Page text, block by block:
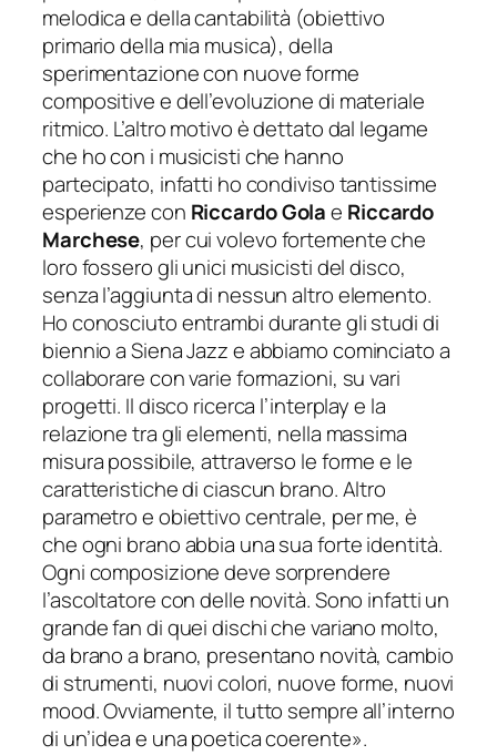
melodica e della cantabilità (obiettivo
primario della mia musica), della
sperimentazione con nuove forme
compositive e dell’evoluzione di materiale
ritmico. L’altro motivo è dettato dal legame
che ho con i musicisti che hanno
partecipato, infatti ho condiviso tantissime
esperienze con Riccardo Golae Riccardo
Marchese, per cui volevo fortemente che
loro fossero gli unici musicisti del disco,
senza l’aggiunta di nessun altro elemento.
Ho conosciuto entrambi durante gli studi di
biennio a Siena Jazz e abbiamo cominciato a
collaborare con varie formazioni, su vari
progetti. Il disco ricerca l’interplay e la
relazione tra gli elementi, nella massima
misura possibile, attraverso le forme e le
caratteristiche di ciascun brano. Altro
parametro e obiettivo centrale, per me, è
che ogni brano abbia una sua forte identità.
Ogni composizione deve sorprendere
l’ascoltatore con delle novità. Sono infatti un
grande fan di quei dischi che variano molto,
da brano a brano, presentano novità, cambio
di strumenti, nuovi colori, nuove forme, nuovi
mood. Ovviamente, il tutto sempre all’interno
di un’idea e una poetica coerente».